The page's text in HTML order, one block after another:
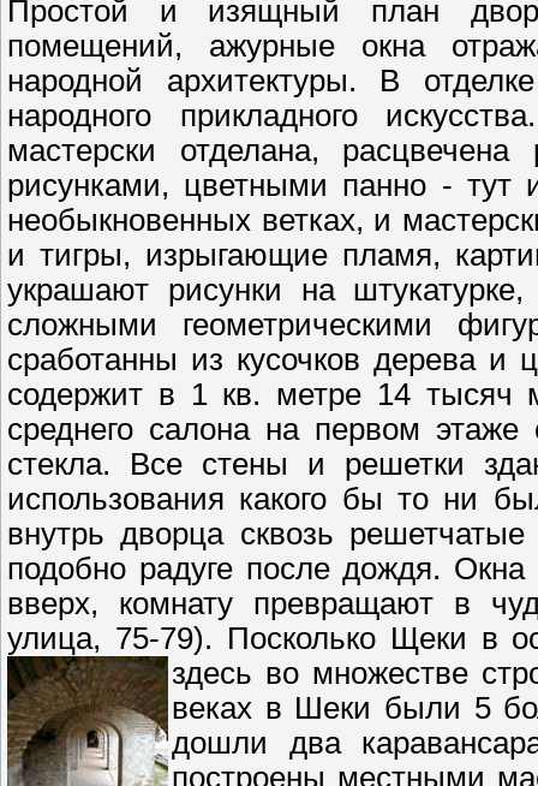
Простой и изящный план
помещений, ажурные окна
народной архитектуры. В
народного прикладного
мастерски отделана,
рисунками, цветными панно -
необыкновенных ветках, и
и тигры, изрыгающие пламя,
украшают рисунки на
сложными геометрическими
сработанны из кусочков дерева и
содержит в 1 кв. метре 14 тысяч
среднего салона на первом
стекла. Все стены и решетки
использования какого бы то ни
внутрь дворца сквозь
подобно радуге после дождя.
вверх, комнату превращают в
улица, 75-79). Посколько Щеки в
здесь во множестве
веках в Шеки были 5
дошли два
построены местными